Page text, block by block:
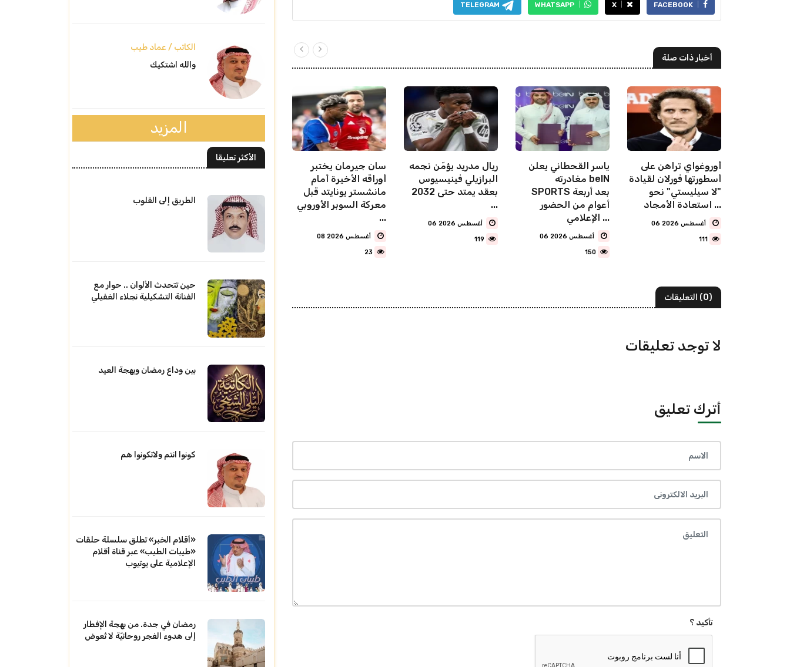
FACEBOOK
X
WHATSAPP
TELEGRAM
أخبار ذات صلة
سان جيرمان يختبر
أوراقه الأخيرة أمام
مانشستر يونايتد قبل
معركة السوبر الأوروبي
...
23
ريال مدريد يؤمّن نجمه
البرازيلي فينيسيوس
بعقد يمتد حتى 2032
...
119
ياسر القحطاني يعلن
مغادرته beIN
SPORTS بعد أربعة
أعوام من الحضور
الإعلامي ...
150
أوروغواي تراهن على
أسطورتها فورلان لقيادة
"لا سيليستي" نحو
استعادة الأمجاد ...
111
(0) التعليقات
لا توجد تعليقات
أترك تعليق
تأكيد ؟
الكاتب / عماد طيب
والله اشتكيك
المزيد
الأكثر تعليقا
الطريق إلى القلوب
حين تتحدث الألوان .. حوار مع
الفنانة التشكيلية نجلاء الغفيلي
بين وداع رمضان وبهجة العيد
كونوا انتم ولاتكونوا هم
«أقلام الخبر» تطلق سلسلة حلقات
«طيبات الطيب» عبر قناة أقلام
الإعلامية على يوتيوب
رمضان في جدة. من بهجة الإفطار
إلى هدوء الفجر روحانيّة لا تُعوض